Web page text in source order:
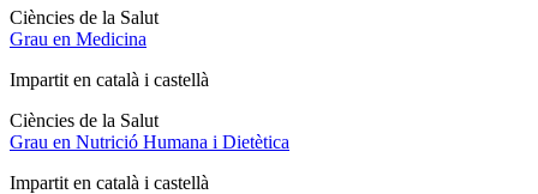
Ciències de la Salut
Grau en Medicina
Impartit en català i castellà
Ciències de la Salut
Grau en Nutrició Humana i Dietètica
Impartit en català i castellà